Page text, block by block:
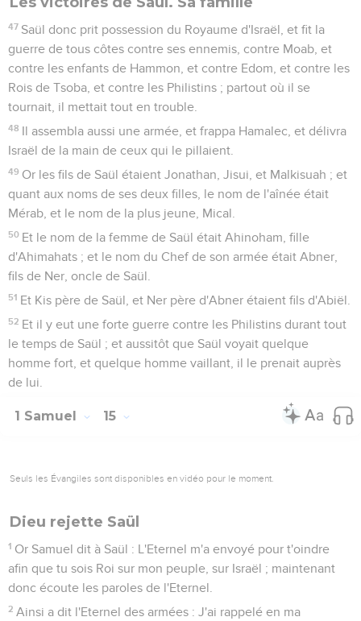
47 Saül donc prit possession du Royaume d'Israël, et fit la
guerre de tous côtes contre ses ennemis, contre Moab, et
contre les enfants de Hammon, et contre Edom, et contre les
Rois de Tsoba, et contre les Philistins ; partout où il se
tournait, il mettait tout en trouble.
48 Il assembla aussi une armée, et frappa Hamalec, et délivra
Israël de la main de ceux qui le pillaient.
49 Or les fils de Saül étaient Jonathan, Jisui, et Malkisuah ; et
quant aux noms de ses deux filles, le nom de l'aînée était
Mérab, et le nom de la plus jeune, Mical.
50 Et le nom de la femme de Saül était Ahinoham, fille
d'Ahimahats ; et le nom du Chef de son armée était Abner,
fils de Ner, oncle de Saül.
51 Et Kis père de Saül, et Ner père d'Abner étaient fils d'Abiël.
52 Et il y eut une forte guerre contre les Philistins durant tout
le temps de Saül ; et aussitôt que Saül voyait quelque
homme fort, et quelque homme vaillant, il le prenait auprès
de lui.
1 Samuel 15
Seuls les Évangiles sont disponibles en vidéo pour le moment.
Dieu rejette Saül
1 Or Samuel dit à Saül : L'Eternel m'a envoyé pour t'oindre
afin que tu sois Roi sur mon peuple, sur Israël ; maintenant
donc écoute les paroles de l'Eternel.
2 Ainsi a dit l'Eternel des armées : J'ai rappelé en ma